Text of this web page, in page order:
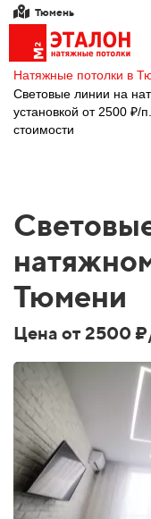
Тюмень
Натяжные потолки в
Световые линии на
установкой от 2500 ₽/
стоимости
Тюмени
Цена от 2500